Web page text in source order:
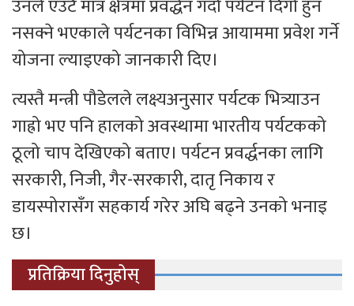
उनले एउटै मात्र क्षेत्रमा प्रवर्द्धन गर्दा पर्यटन दिगो हुन
नसक्ने भएकाले पर्यटनका विभिन्न आयाममा प्रवेश गर्ने
योजना ल्याइएको जानकारी दिए।
त्यस्तै मन्त्री पौडेलले लक्ष्यअनुसार पर्यटक भित्र्याउन
गाह्रो भए पनि हालको अवस्थामा भारतीय पर्यटकको
ठूलो चाप देखिएको बताए। पर्यटन प्रवर्द्धनका लागि
सरकारी, निजी, गैर-सरकारी, दातृ निकाय र
डायस्पोरासँग सहकार्य गरेर अघि बढ्ने उनको भनाइ
छ।
प्रतिक्रिया दिनुहोस्